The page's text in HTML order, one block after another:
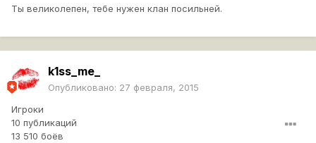
Ты великолепен, тебе нужен клан посильней.
k1ss_me_
Опубликовано: 27 февраля, 2015
Игроки
10 публикаций
13 510 боёв